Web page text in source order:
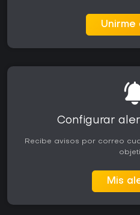
Unirme
Configurar
Recibe avisos por correo
Mis